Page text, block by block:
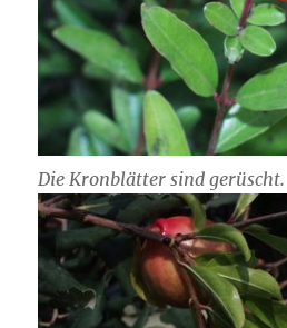
Die Kronblätter sind gerüscht.